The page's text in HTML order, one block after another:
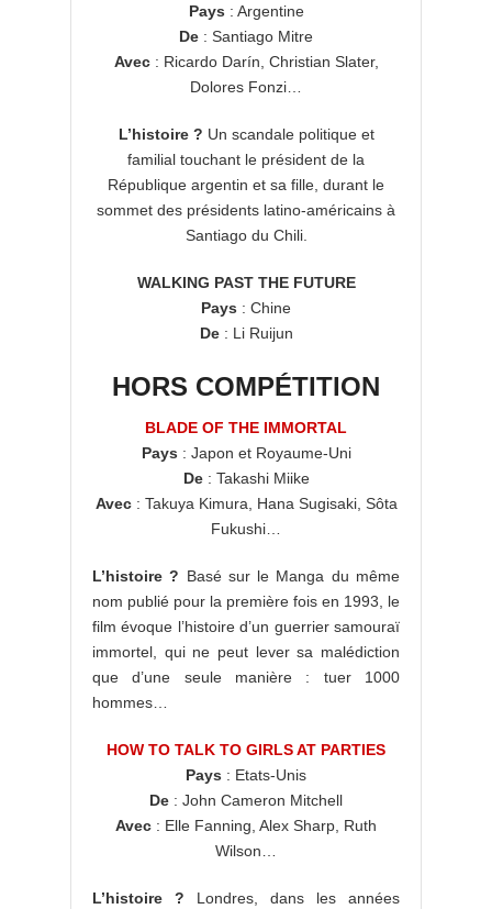
Pays : Argentine
De : Santiago Mitre
Avec: Ricardo Darín, Christian Slater,
Dolores Fonzi…
L’histoire ? Un scandale politique et
familial touchant le président de la
République argentin et sa fille, durant le
sommet des présidents latino-américains à
Santiago du Chili.
WALKING PAST THE FUTURE
Pays : Chine
De: Li Ruijun
HORS COMPÉTITION
BLADE OF THE IMMORTAL
Pays : Japon et Royaume-Uni
De: Takashi Miike
Avec: Takuya Kimura, Hana Sugisaki, Sôta
Fukushi…
L’histoire ? Basé sur le Manga du même
nom publié pour la première fois en 1993, le
film évoque l’histoire d’un guerrier samouraï
immortel, qui ne peut lever sa malédiction
que d’une seule manière : tuer 1000
hommes…
HOW TO TALK TO GIRLS AT PARTIES
Pays : Etats-Unis
De : John Cameron Mitchell
Avec : Elle Fanning, Alex Sharp, Ruth
Wilson…
L’histoire ? Londres, dans les années